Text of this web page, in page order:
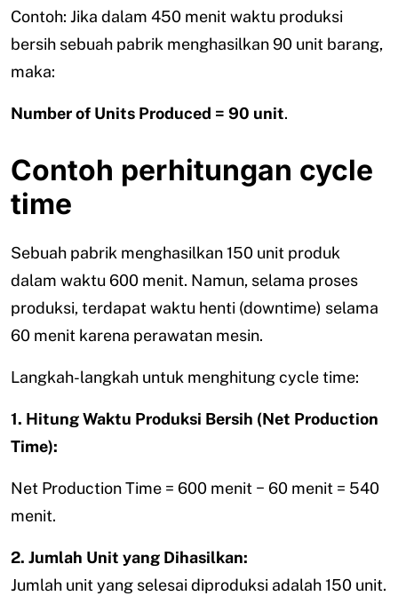
Contoh: Jika dalam 450 menit waktu produksi
bersih sebuah pabrik menghasilkan 90 unit barang,
maka:
Number of Units Produced = 90 unit.
Contoh perhitungan cycle
time
Sebuah pabrik menghasilkan 150 unit produk
dalam waktu 600 menit. Namun, selama proses
produksi, terdapat waktu henti (downtime) selama
60 menit karena perawatan mesin.
Langkah-langkah untuk menghitung cycle time:
1. Hitung Waktu Produksi Bersih (Net Production
Time):
Net Production Time = 600 menit − 60 menit = 540
menit.
2. Jumlah Unit yang Dihasilkan:
Jumlah unit yang selesai diproduksi adalah 150 unit.